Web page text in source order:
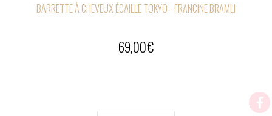
BARRETTE À CHEVEUX ÉCAILLE TOKYO - FRANCINE BRAMLI
69,00€